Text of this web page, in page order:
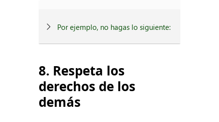
Por ejemplo, no hagas lo siguiente:
8. Respeta los
derechos de los
demás